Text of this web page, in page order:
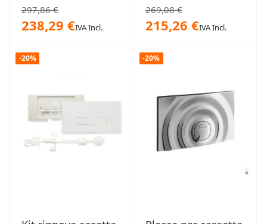
297,86 €
238,29 €IVA Incl.
269,08 €
215,26 €IVA Incl.
-20% -20%